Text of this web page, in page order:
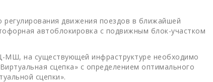
регулирования движения поездов в ближайшей
автоблокировка с подвижным блок-участком
МШ, на существующей инфраструктуре необходимо
сцепка» с определением оптимального
сцепки».